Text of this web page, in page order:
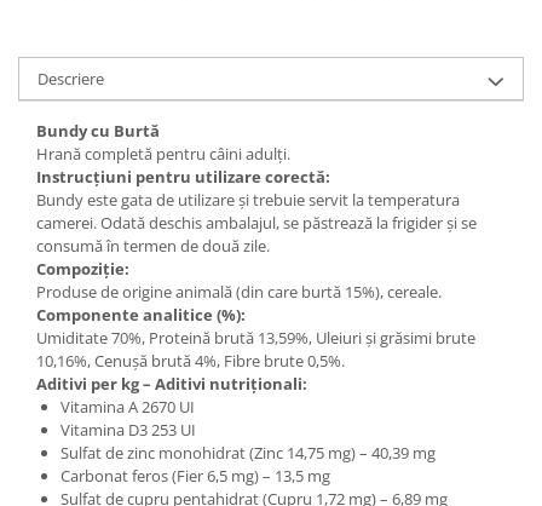
Descriere
Bundy cu Burtă
Hrană completă pentru câini adulți.
Instrucțiuni pentru utilizare corectă:
Bundy este gata de utilizare și trebuie servit la temperatura
camerei. Odată deschis ambalajul, se păstrează la frigider și se
consumă în termen de două zile.
Compoziție:
Produse de origine animală (din care burtă 15%), cereale.
Componente analitice (%):
Umiditate 70%, Proteină brută 13,59%, Uleiuri și grăsimi brute
10,16%, Cenușă brută 4%, Fibre brute 0,5%.
Aditivi per kg – Aditivi nutriționali:
Vitamina A 2670 UI
Vitamina D3 253 UI
Sulfat de zinc monohidrat (Zinc 14,75 mg) – 40,39 mg
Carbonat feros (Fier 6,5 mg) – 13,5 mg
Sulfat de cupru pentahidrat (Cupru 1,72 mg) – 6,89 mg